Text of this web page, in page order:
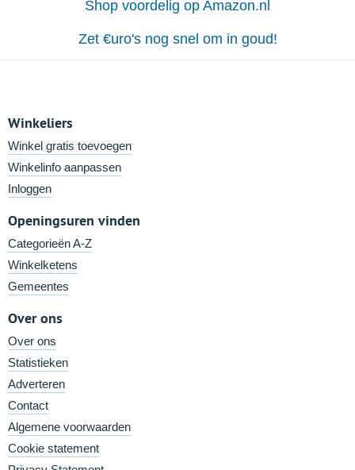
Shop voordelig op Amazon.nl
Zet €uro's nog snel om in goud!
Winkeliers
Winkel gratis toevoegen
Winkelinfo aanpassen
Inloggen
Openingsuren vinden
Categorieën A-Z
Winkelketens
Gemeentes
Over ons
Over ons
Statistieken
Adverteren
Contact
Algemene voorwaarden
Cookie statement